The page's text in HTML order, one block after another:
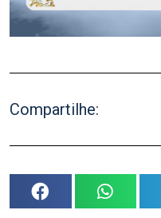
Compartilhe: